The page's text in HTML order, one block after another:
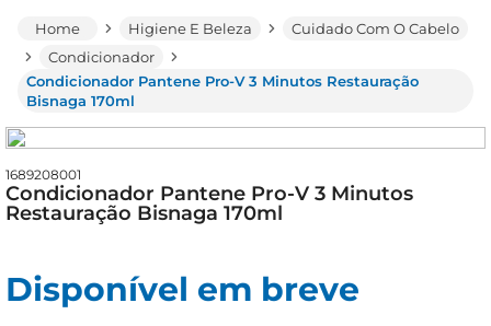
Higiene E Beleza
Cuidado Com O Cabelo
Condicionador
Condicionador Pantene Pro-V 3 Minutos Restauração
Bisnaga 170ml
1689208001
Condicionador Pantene Pro-V 3 Minutos
Restauração Bisnaga 170ml
Disponível em breve
leite
arroz
cerveja